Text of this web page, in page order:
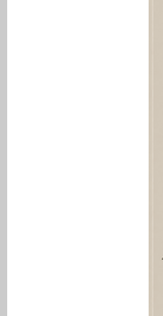
Laos olemas
SHARE THIS